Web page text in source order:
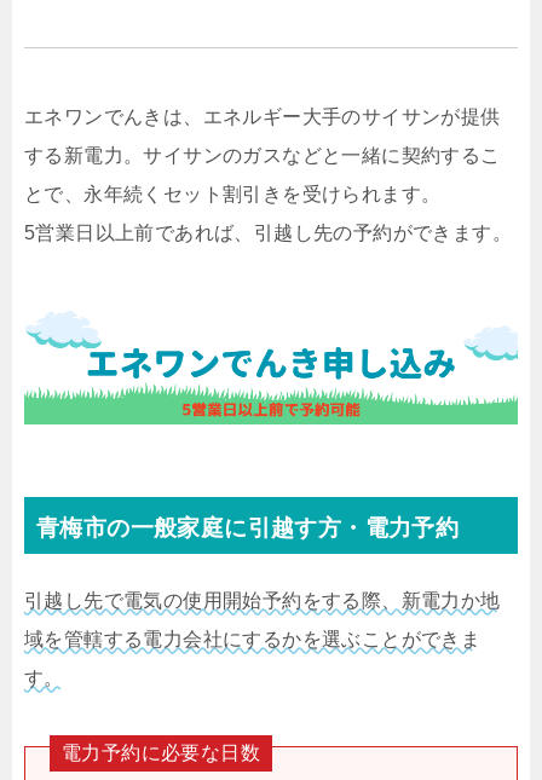
エネワンでんきは、エネルギー大手のサイサンが提供
する新電力。サイサンのガスなどと一緒に契約するこ
とで、永年続くセット割引きを受けられます。
5営業日以上前であれば、引越し先の予約ができます。
青梅市の一般家庭に引越す方・電力予約
引越し先で電気の使用開始予約をする際、新電力か地
域を管轄する電力会社にするかを選ぶことができま
す。
電力予約に必要な日数